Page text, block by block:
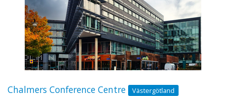
Chalmers Conference Centre Västergötland